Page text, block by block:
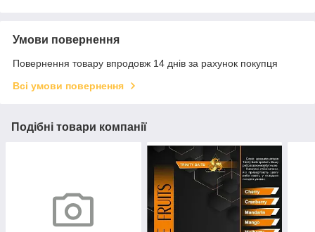
Умови повернення
Повернення товару впродовж 14 днів за рахунок покупця
Всі умови повернення
Подібні товари компанії